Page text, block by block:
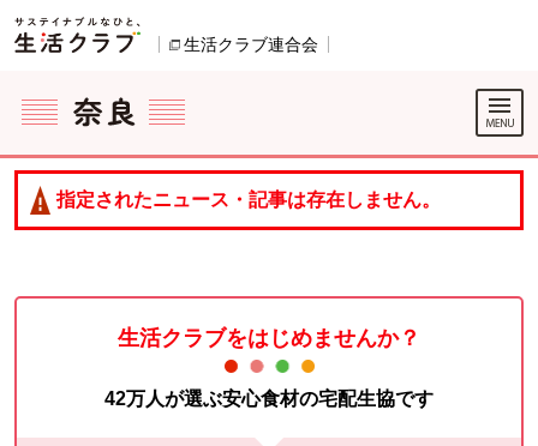
ページの先頭です。
生活クラブ連合会
ここからサイト内共通メニューです。
サイト内共通メニューをスキップする
サイト内共通メニューここまで。
指定されたニュース・記事は存在しません。
生活クラブをはじめませんか？
42万人が選ぶ安心食材の宅配生協です